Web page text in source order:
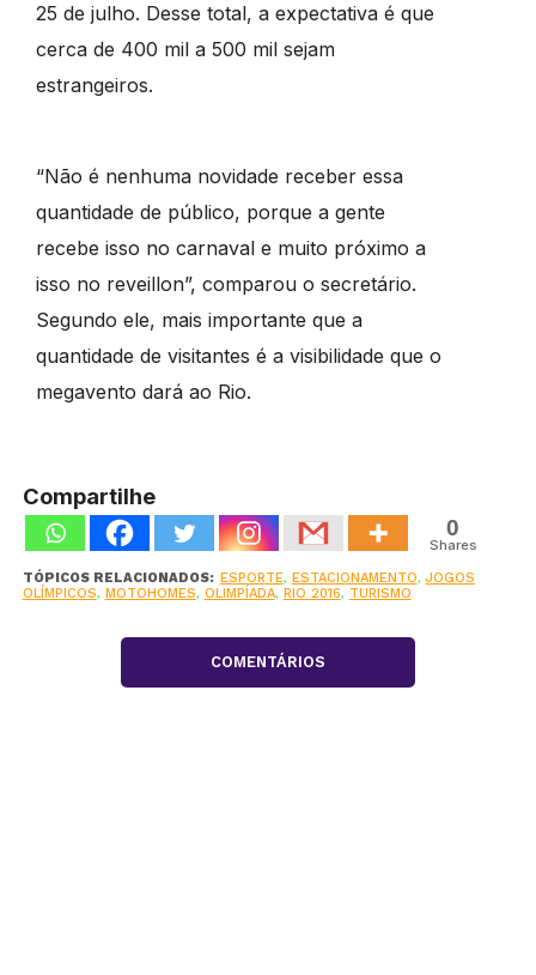
25 de julho. Desse total, a expectativa é que
cerca de 400 mil a 500 mil sejam
estrangeiros.
“Não é nenhuma novidade receber essa
quantidade de público, porque a gente
recebe isso no carnaval e muito próximo a
isso no reveillon”, comparou o secretário.
Segundo ele, mais importante que a
quantidade de visitantes é a visibilidade que o
megavento dará ao Rio.
Compartilhe
0
Shares
TÓPICOS RELACIONADOS: ESPORTE, ESTACIONAMENTO, JOGOS
OLÍMPICOS, MOTOHOMES, OLIMPÍADA, RIO 2016, TURISMO
COMENTÁRIOS